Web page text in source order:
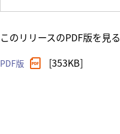
このリリースのPDF版を見る
PDF版 [353KB]